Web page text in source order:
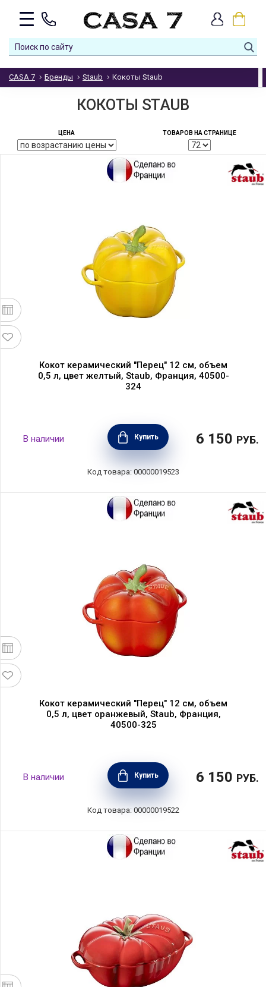
CASA 7 Бренды Staub Кокоты Staub
КОКОТЫ STAUB
ЦЕНА ТОВАРОВ НА СТРАНИЦЕ
Кокот керамический "Перец" 12 см, объем
0,5 л, цвет желтый, Staub, Франция, 40500-
324
В наличии Купить 6 150 РУБ.
Код товара: 00000019523
Кокот керамический "Перец" 12 см, объем
0,5 л, цвет оранжевый, Staub, Франция,
40500-325
В наличии Купить 6 150 РУБ.
Код товара: 00000019522